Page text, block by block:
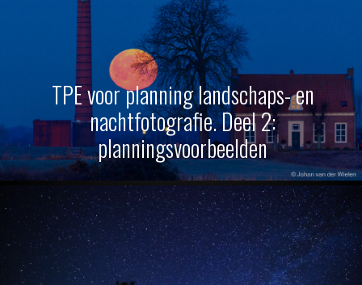
TPE voor planning landschaps- en
nachtfotografie. Deel 2:
planningsvoorbeelden